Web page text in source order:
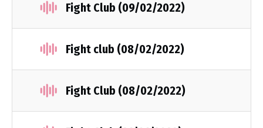
Fight Club (09/02/2022)
Fight club (08/02/2022)
Fight Club (08/02/2022)